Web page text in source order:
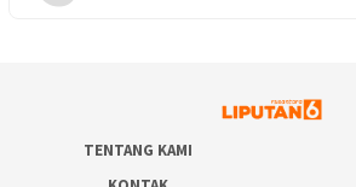
TENTANG KAMI